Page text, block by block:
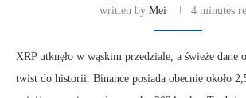
written by Mei 4 minutes
XRP utknęło w wąskim przedziale, a świeże dane
twist do historii. Binance posiada obecnie około